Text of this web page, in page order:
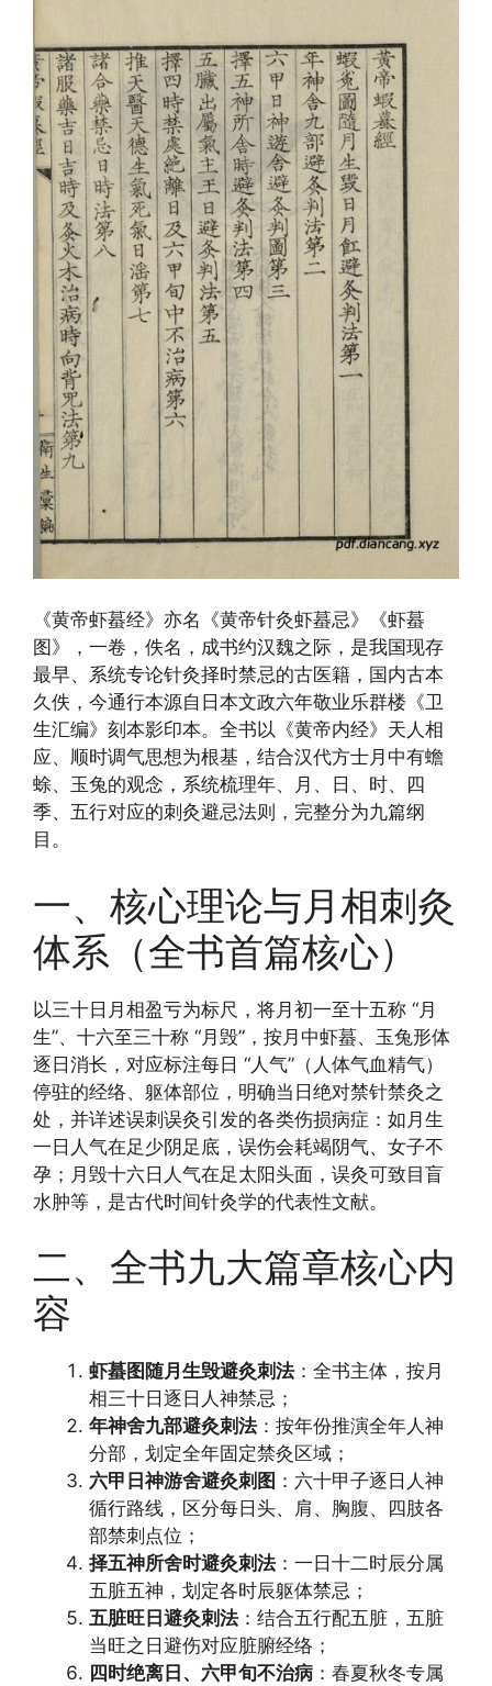
《黄帝虾蟇经》亦名《黄帝针灸虾蟇忌》《虾蟇
图》，一卷，佚名，成书约汉魏之际，是我国现存
最早、系统专论针灸择时禁忌的古医籍，国内古本
久佚，今通行本源自日本文政六年敬业乐群楼《卫
生汇编》刻本影印本。全书以《黄帝内经》天人相
应、顺时调气思想为根基，结合汉代方士月中有蟾
蜍、玉兔的观念，系统梳理年、月、日、时、四
季、五行对应的刺灸避忌法则，完整分为九篇纲
目。
一、核心理论与月相刺灸
体系（全书首篇核心）
以三十日月相盈亏为标尺，将月初一至十五称 “月
生”、十六至三十称 “月毁”，按月中虾蟇、玉兔形体
逐日消长，对应标注每日 “人气”（人体气血精气）
停驻的经络、躯体部位，明确当日绝对禁针禁灸之
处，并详述误刺误灸引发的各类伤损病症：如月生
一日人气在足少阴足底，误伤会耗竭阴气、女子不
孕；月毁十六日人气在足太阳头面，误灸可致目盲
水肿等，是古代时间针灸学的代表性文献。
二、全书九大篇章核心内
容
虾蟇图随月生毁避灸刺法：全书主体，按月
相三十日逐日人神禁忌；
年神舍九部避灸刺法：按年份推演全年人神
分部，划定全年固定禁灸区域；
六甲日神游舍避灸刺图 ：六十甲子逐日人神
循行路线，区分每日头、肩、胸腹、四肢各
部禁刺点位；
择五神所舍时避灸刺法：一日十二时辰分属
五脏五神，划定各时辰躯体禁忌；
五脏旺日避灸刺法：结合五行配五脏，五脏
当旺之日避伤对应脏腑经络；
四时绝离日、六甲旬不治病 ：春夏秋冬专属